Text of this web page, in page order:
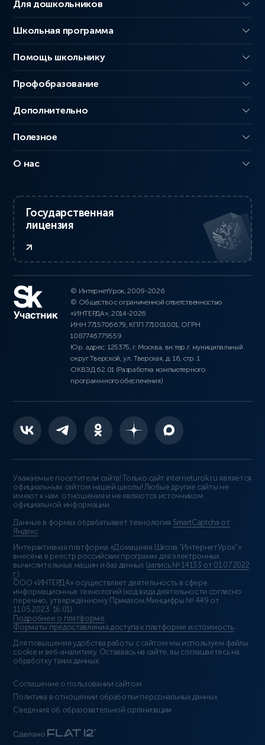
Для дошкольников
Школьная программа
Помощь школьнику
Профобразование
Дополнительно
Полезное
О нас
Государственная
лицензия
© ИнтернетУрок, 2009-2026
© Общество с ограниченной ответственностью
«ИНТЕРДА», 2014-2026
ИНН 7715706679, КПП 771001001, ОГРН
1087746779559
Юр. адрес: 125375, г. Москва, вн.тер.г. муниципальный
округ Тверской, ул. Тверская, д. 16, стр. 1
ОКВЭД 62.01 (Разработка компьютерного
программного обеспечения)
Уважаемые посетители сайта! Только сайт interneturok.ru является
официальным сайтом нашей школы! Любые другие сайты не
имеют к нам отношения и не являются источником
официальной информации.
Данные в формах обрабатывает технология SmartCaptcha от
Яндекс
Интерактивная платформа «Домашняя Школа “ИнтернетУрок”»
внесена в реестр российских программ для электронных
вычислительных машин и баз данных (запись № 14133 от 01.07.2022
г.).
ООО «ИНТЕРДА» осуществляет деятельность в сфере
информационных технологий (код вида деятельности согласно
перечню, утверждённому Приказом Минцифры № 449 от
11.05.2023: 16.01)
Подробнее о платформе.
Форматы предоставления доступа к платформе и стоимость.
Для повышения удобства работы с сайтом мы используем файлы
cookie и веб-аналитику. Оставаясь на сайте, вы соглашаетесь на
обработку таких данных.
Соглашение о пользовании сайтом
Политика в отношении обработки персональных данных
Сведения об образовательной организации